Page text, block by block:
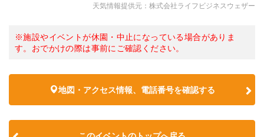
天気情報提供元：株式会社ライフビジネスウェザー
※施設やイベントが休園・中止になっている場合がありま
す。おでかけの際は事前にご確認ください。
地図・アクセス情報、電話番号を確認する